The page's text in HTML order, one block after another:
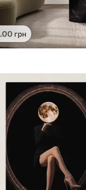
.00 грн